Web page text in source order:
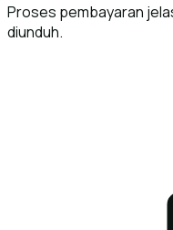
Proses pembayaran
diunduh.